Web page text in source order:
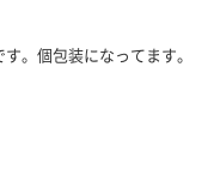
。個包装になってます。